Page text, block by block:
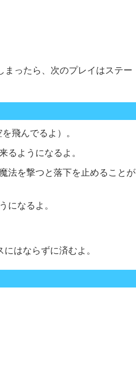
まったら、次のプレイはステー
飛んでるよ）。
るようになるよ。
法を撃つと落下を止めることが
になるよ。
はならずに済むよ。